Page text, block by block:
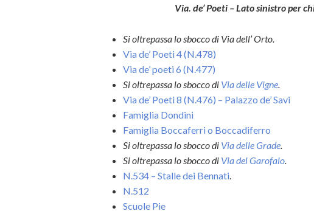
Via. de’ Poeti – Lato sinistro per
Si oltrepassa lo sbocco di Via dell’ Orto.
Via de’ Poeti 4 (N.478)
Via de’ poeti 6 (N.477)
Si oltrepassa lo sbocco di Via delle Vigne
Via de’ Poeti 8 (N.476) – Palazzo de’ Savi
Famiglia Dondini
Famiglia Boccaferri o Boccadiferro
Si oltrepassa lo sbocco di Via delle Grade
Si oltrepassa lo sbocco di Via del Garofalo
N.534 – Stalle dei Bennati
N.512
Scuole Pie